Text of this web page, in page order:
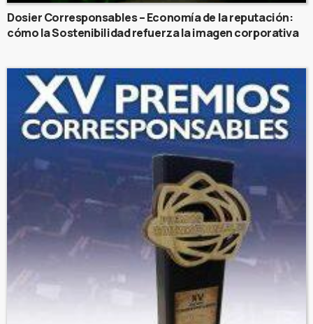
Dosier Corresponsables – Economía de la reputación:
cómo la Sostenibilidad refuerza la imagen corporativa